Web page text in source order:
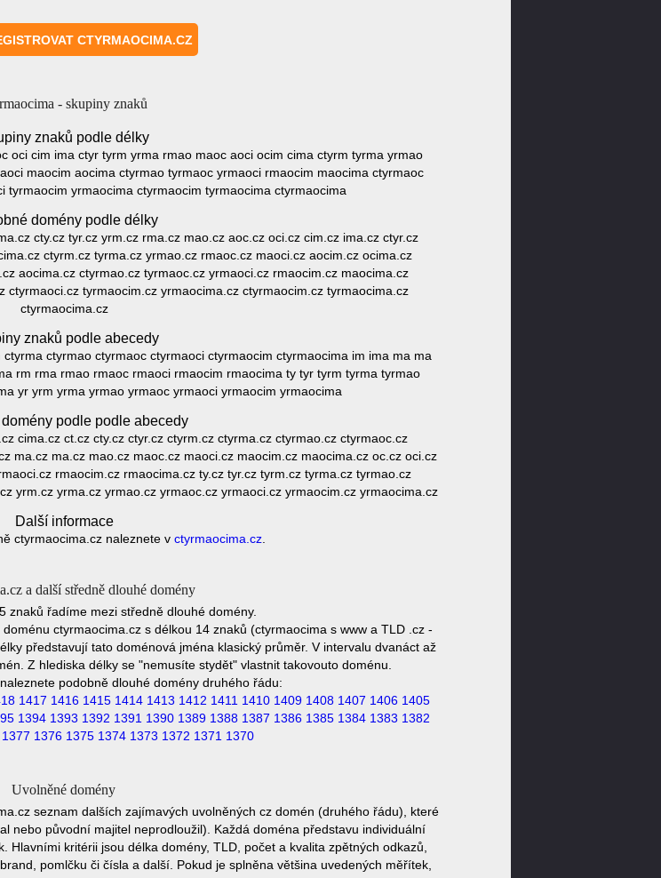
- skupiny znaků
znaků podle délky
oci cim ima ctyr tyrm yrma rmao maoc aoci ocim cima ctyrm tyrma yrmao
maocim aocima ctyrmao tyrmaoc yrmaoci rmaocim maocima ctyrmaoc
tyrmaocim yrmaocima ctyrmaocim tyrmaocima ctyrmaocima
domény podle délky
cty.cz tyr.cz yrm.cz rma.cz mao.cz aoc.cz oci.cz cim.cz ima.cz ctyr.cz
ctyrm.cz tyrma.cz yrmao.cz rmaoc.cz maoci.cz aocim.cz ocima.cz
aocima.cz ctyrmao.cz tyrmaoc.cz yrmaoci.cz rmaocim.cz maocima.cz
tyrmaocim.cz yrmaocima.cz ctyrmaocim.cz tyrmaocima.cz
ctyrmaocima.cz
znaků podle abecedy
ctyrmao ctyrmaoc ctyrmaoci ctyrmaocim ctyrmaocima im ima ma ma
rm rma rmao rmaoc rmaoci rmaocim rmaocima ty tyr tyrm tyrma tyrmao
yr yrm yrma yrmao yrmaoc yrmaoci yrmaocim yrmaocima
podle podle abecedy
cima.cz ct.cz cty.cz ctyr.cz ctyrm.cz ctyrma.cz ctyrmao.cz ctyrmaoc.cz
ma.cz ma.cz mao.cz maoc.cz maoci.cz maocim.cz maocima.cz oc.cz oci.cz
rmaocim.cz rmaocima.cz ty.cz tyr.cz tyrm.cz tyrma.cz tyrmao.cz
yrm.cz yrma.cz yrmao.cz yrmaoc.cz yrmaoci.cz yrmaocim.cz yrmaocima.cz
Další informace
ctyrmaocima.cz naleznete v ctyrmaocima.cz
a další středně dlouhé domény
znaků řadíme mezi středně dlouhé domény.
ctyrmaocima.cz s délkou 14 znaků (ctyrmaocima s www a TLD .cz -
představují tato doménová jména klasický průměr. V intervalu dvanáct až
Z hlediska délky se "nemusíte stydět" vlastnit takovouto doménu.
podobně dlouhé domény druhého řádu:
1417 1416 1415 1414 1413 1412 1411 1410 1409 1408 1407 1406 1405
1394 1393 1392 1391 1390 1389 1388 1387 1386 1385 1384 1383 1382
1377 1376 1375 1374 1373 1372 1371 1370
Uvolněné domény
seznam dalších zajímavých uvolněných cz domén (druhého řádu), které
nebo původní majitel neprodloužil). Každá doména představu individuální
kritérii jsou délka domény, TLD, počet a kvalita zpětných odkazů,
pomlčku či čísla a další. Pokud je splněna většina uvedených měřítek,